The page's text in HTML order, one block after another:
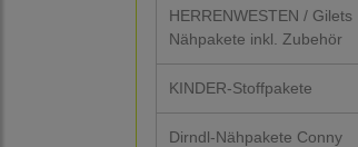
HERRENWESTEN / Gilets
Nähpakete inkl. Zubehör
KINDER-Stoffpakete
Dirndl-Nähpakete Conny